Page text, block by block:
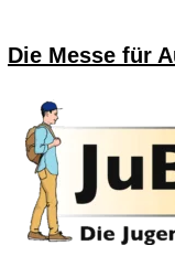
Die Messe für